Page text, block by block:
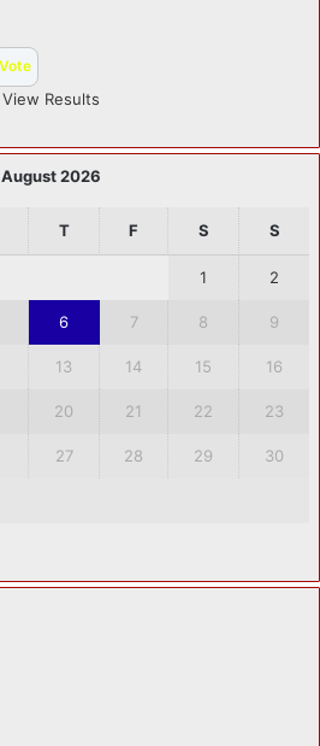
View Results
August 2026
T F S S
1 2
6 7 8 9
13 14 15 16
20 21 22 23
27 28 29 30